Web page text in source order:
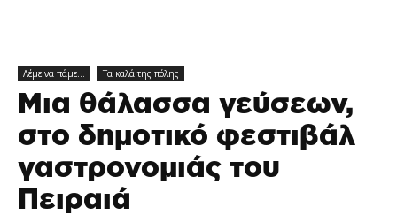
Λέμε να πάμε… Τα καλά της πόλης
Μια θάλασσα γεύσεων,
στο δημοτικό φεστιβάλ
γαστρονομιάς του
Πειραιά